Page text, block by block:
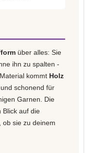
über alles: Sie
ihn zu spalten -
kommt Holz
schonend für
Garnen. Die
Blick auf die
ob sie zu deinem